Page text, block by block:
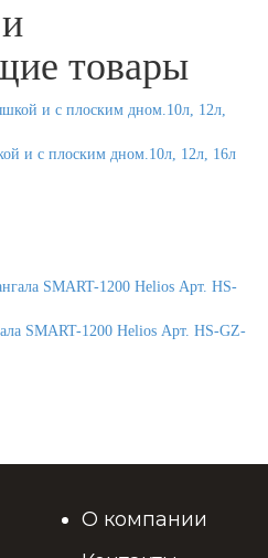
товары
и с плоским дном.10л, 12л, 16л
SMART-1200 Helios Арт. HS-GZ-
О компании